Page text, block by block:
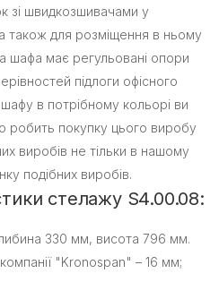
зі швидкозшивачами у
також для розміщення в ньому
шафа має регульовані опори
підлоги офісного
в потрібному кольорі ви
робить покупку цього виробу
виробів не тільки в нашому
подібних виробів.
стелажу S4.00.08:
330 мм, висота 796 мм.
"Kronospan" – 16 мм;